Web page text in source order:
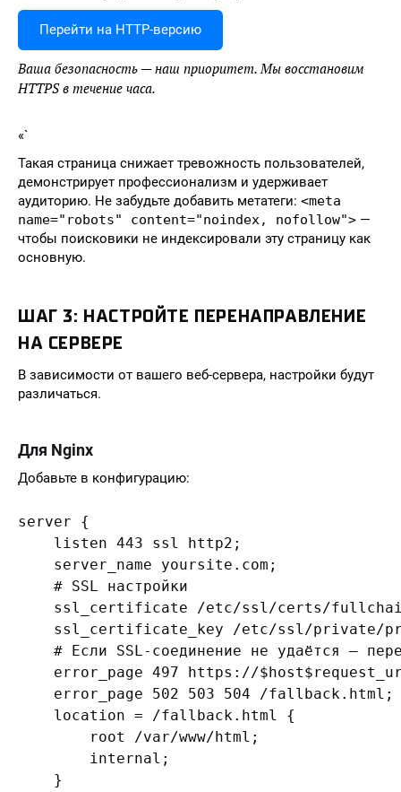
Перейти на HTTP-версию
Ваша безопасность — наш приоритет. Мы восстановим
HTTPS в течение часа.
«`
Такая страница снижает тревожность пользователей,
демонстрирует профессионализм и удерживает
аудиторию. Не забудьте добавить метатеги: <meta
name="robots" content="noindex, nofollow"> —
чтобы поисковики не индексировали эту страницу как
основную.
ШАГ 3: НАСТРОЙТЕ ПЕРЕНАПРАВЛЕНИЕ
НА СЕРВЕРЕ
В зависимости от вашего веб-сервера, настройки будут
различаться.
Для Nginx
Добавьте в конфигурацию:
server {
    listen 443 ssl http2;
    server_name yoursite.com;
    # SSL настройки
ssl_certificate /etc/ssl/certs/
ssl_certificate_key /etc/ssl/private/
# Если SSL-соединение не удаётся —
error_page 497 https://
    error_page 502 503 504 /fallback.html;
    location = /fallback.html {
        root /var/www/html;
        internal;
    }